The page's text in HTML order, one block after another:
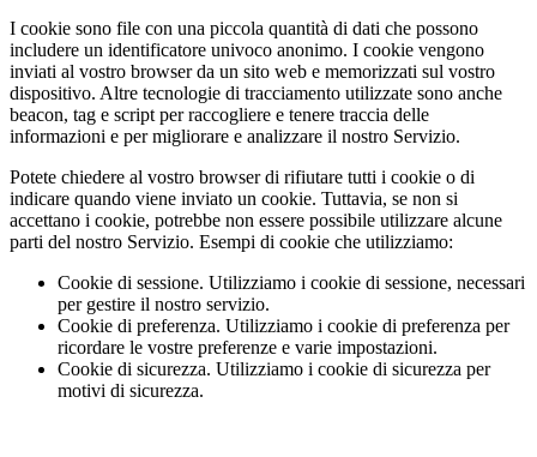
I cookie sono file con una piccola quantità di dati che possono
includere un identificatore univoco anonimo. I cookie vengono
inviati al vostro browser da un sito web e memorizzati sul vostro
dispositivo. Altre tecnologie di tracciamento utilizzate sono anche
beacon, tag e script per raccogliere e tenere traccia delle
informazioni e per migliorare e analizzare il nostro Servizio.
Potete chiedere al vostro browser di rifiutare tutti i cookie o di
indicare quando viene inviato un cookie. Tuttavia, se non si
accettano i cookie, potrebbe non essere possibile utilizzare alcune
parti del nostro Servizio. Esempi di cookie che utilizziamo:
Cookie di sessione. Utilizziamo i cookie di sessione, necessari
per gestire il nostro servizio.
Cookie di preferenza. Utilizziamo i cookie di preferenza per
ricordare le vostre preferenze e varie impostazioni.
Cookie di sicurezza. Utilizziamo i cookie di sicurezza per
motivi di sicurezza.